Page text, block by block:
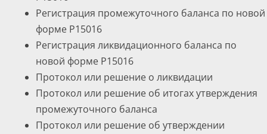
Регистрация промежуточного баланса по новой
форме Р15016
Регистрация ликвидационного баланса по
новой форме Р15016
Протокол или решение о ликвидации
Протокол или решение об итогах утверждения
промежуточного баланса
Протокол или решение об утверждении